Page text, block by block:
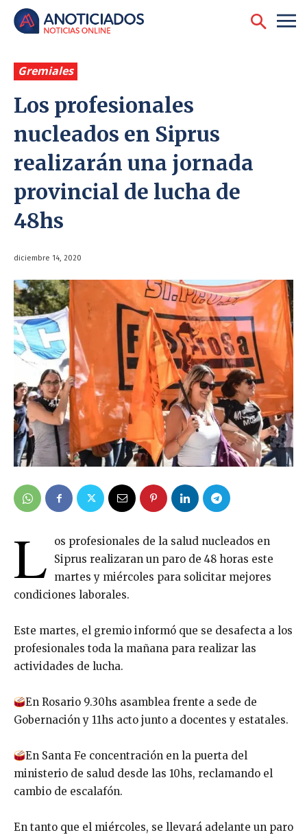
Gremiales
Los profesionales
nucleados en Siprus
realizarán una jornada
provincial de lucha de
48hs
diciembre 14, 2020
L
os profesionales de la salud nucleados en
Siprus realizaran un paro de 48 horas este
martes y miércoles para solicitar mejores
condiciones laborales.
Este martes, el gremio informó que se desafecta a los
profesionales toda la mañana para realizar las
actividades de lucha.
En Rosario 9.30hs asamblea frente a sede de
Gobernación y 11hs acto junto a docentes y estatales.
En Santa Fe concentración en la puerta del
ministerio de salud desde las 10hs, reclamando el
cambio de escalafón.
En tanto que el miércoles, se llevará adelante un paro